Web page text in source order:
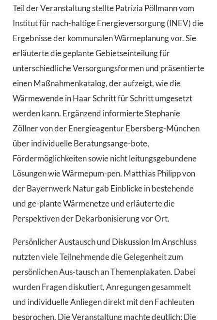
Teil der Veranstaltung stellte Patrizia Pöllmann vom
Institut für nach-haltige Energieversorgung (INEV) die
Ergebnisse der kommunalen Wärmeplanung vor. Sie
erläuterte die geplante Gebietseinteilung für
unterschiedliche Versorgungsformen und präsentierte
einen Maßnahmenkatalog, der aufzeigt, wie die
Wärmewende in Haar Schritt für Schritt umgesetzt
werden kann. Ergänzend informierte Stephanie
Zöllner von der Energieagentur Ebersberg-München
über individuelle Beratungsange-bote,
Fördermöglichkeiten sowie nicht leitungsgebundene
Lösungen wie Wärmepum-pen. Matthias Philipp von
der Bayernwerk Natur gab Einblicke in bestehende
und ge-plante Wärmenetze und erläuterte die
Perspektiven der Dekarbonisierung vor Ort.
Persönlicher Austausch und Diskussion Im Anschluss
nutzten viele Teilnehmende die Gelegenheit zum
persönlichen Aus-tausch an Themenplakaten. Dabei
wurden Fragen diskutiert, Anregungen gesammelt
und individuelle Anliegen direkt mit den Fachleuten
besprochen. Die Veranstaltung machte deutlich: Die